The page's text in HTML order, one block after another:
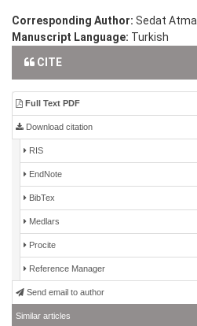
Corresponding Author: Sedat
Manuscript Language: Turkish
CITE
Full Text PDF
Download citation
RIS
EndNote
BibTex
Medlars
Procite
Reference Manager
Send email to author
Similar articles